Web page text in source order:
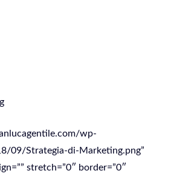
wp-
09/Strategia-di-Marketing.png”
stretch=”0″ border=”0″